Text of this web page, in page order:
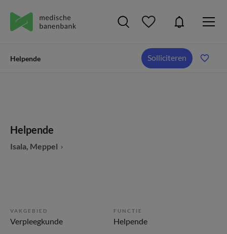
Helpende Solliciteren
Helpende
Isala, Meppel
VAKGEBIED
Verpleegkunde
FUNCTIE
Helpende